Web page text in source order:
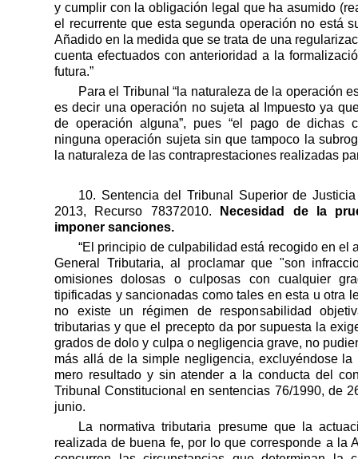
y cumplir con la obligación legal que ha asumido
el recurrente que esta segunda operación no está
Añadido en la medida que se trata de una
cuenta efectuados con anterioridad a la
futura.”
Para el Tribunal “la naturaleza de la operación
es decir una operación no sujeta al Impuesto ya
de operación alguna”, pues “el pago de dichas
ninguna operación sujeta sin que tampoco la
la naturaleza de las contraprestaciones realizadas
10. Sentencia del Tribunal Superior de
2013, Recurso 78372010.
Necesidad de la
imponer sanciones.
“El principio de culpabilidad está recogido en el
General Tributaria, al proclamar que "son
omisiones dolosas o culposas con cualquier
tipificadas y sancionadas como tales en esta u otra
no existe un régimen de responsabilidad
tributarias y que el precepto da por supuesta la
grados de dolo y culpa o negligencia grave, no
más allá de la simple negligencia, excluyéndose
mero resultado y sin atender a la conducta del
Tribunal Constitucional en sentencias 76/1990, de
junio.
La normativa tributaria presume que la
realizada de buena fe, por lo que corresponde a la